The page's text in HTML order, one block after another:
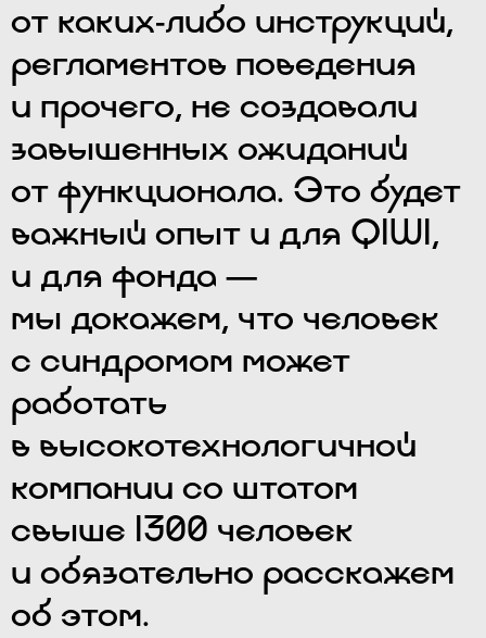
от каких-либо инструкций,
регламентов поведения
и прочего, не создавали
завышенных ожиданий
от функционала. Это будет
важный опыт и для QIWI,
и для фонда —
мы докажем, что человек
с синдромом может
работать
в высокотехнологичной
компании со штатом
свыше 1300 человек
и обязательно расскажем
об этом.